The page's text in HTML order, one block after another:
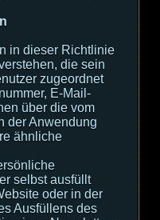
in dieser Richtlinie
die sein
zugeordnet
E-Mail-
über die vom
der Anwendung
ähnliche
selbst ausfüllt
oder in der
Ausfüllens des